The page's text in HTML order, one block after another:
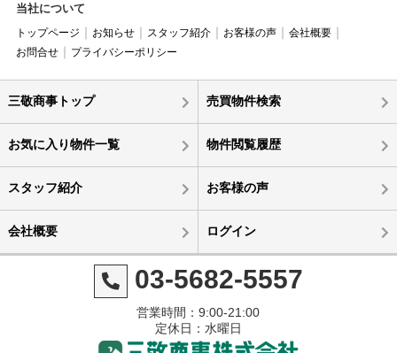
当社について
トップページ お知らせ スタッフ紹介 お客様の声
会社概要
お問合せ
プライバシーポリシー
三敬商事トップ 売買物件検索
お気に入り物件一覧 物件閲覧履歴
スタッフ紹介 お客様の声
会社概要 ログイン
03-5682-5557
営業時間：9:00-21:00
定休日：水曜日